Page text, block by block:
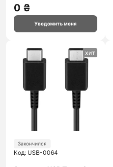
0 ₴
Уведомить меня
хит
Закончился
Код: USB-0064